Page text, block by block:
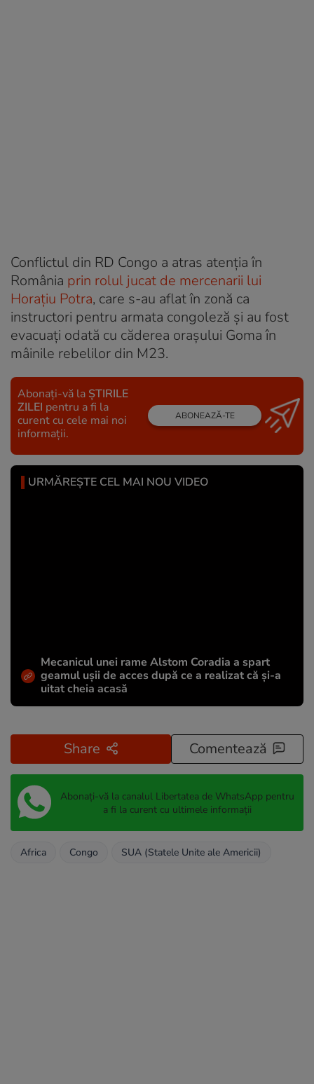
Conflictul din RD Congo a atras atenția în
România prin rolul jucat de mercenarii lui
Horațiu Potra, care s-au aflat în zonă ca
instructori pentru armata congoleză și au fost
evacuați odată cu căderea orașului Goma în
mâinile rebelilor din M23.
Abonați-vă la ȘTIRILE
ZILEI pentru a fi la
curent cu cele mai noi
informații.
ABONEAZĂ-TE
URMĂREȘTE CEL MAI NOU VIDEO
Mecanicul unei rame Alstom Coradia a spart
geamul ușii de acces după ce a realizat că și-a
uitat cheia acasă
Share Comentează
Abonați-vă la canalul Libertatea de WhatsApp pentru
a fi la curent cu ultimele informații
Africa Congo SUA (Statele Unite ale Americii)